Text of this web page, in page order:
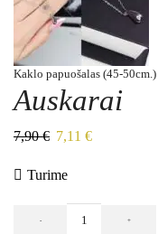
Kaklo papuošalas (45-50cm.)
Auskarai
7,90€ 7,11 €
Turime